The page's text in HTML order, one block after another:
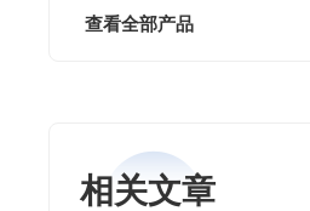
查看全部产品
相关文章